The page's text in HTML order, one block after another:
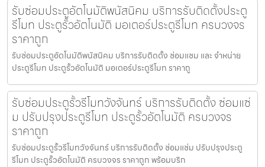
รับซ่อมประตูอัตโนมัติพนัสนิคม บริการรับติดตั้งประตู
รีโมท ประตูรั้วอัตโนมัติ มอเตอร์ประตูรีโมท ครบวงจร
ราคาถูก
รับซ่อมประตูอัตโนมัติพนัสนิคม บริการรับติดตั้ง ซ่อมแซม และ จำหน่าย
ประตูรีโมท ประตูรั้วอัตโนมัติ มอเตอร์ประตูรีโมท ราคาถู
รับซ่อมประตูรั้วรีโมทวังจันทร์ บริการรับติดตั้ง ซ่อมแซ่
ม ปรับปรุงประตูรีโมท ประตูรั้วอัตโนมัติ ครบวงจร
ราคาถูก
รับซ่อมประตูรั้วรีโมทวังจันทร์ บริการรับติดตั้ง ซ่อมแซ่ม ปรับปรุงประตู
รีโมท ประตูรั้วอัตโนมัติ ครบวงจร ราคาถูก พร้อมบริก